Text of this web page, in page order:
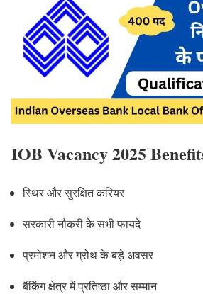
IOB Vacancy 2025
स्थिर और सुरक्षित करियर
सरकारी नौकरी के सभी फायदे
प्रमोशन और ग्रोथ के बड़े अवसर
बैंकिंग क्षेत्र में प्रतिष्ठा और सम्मान